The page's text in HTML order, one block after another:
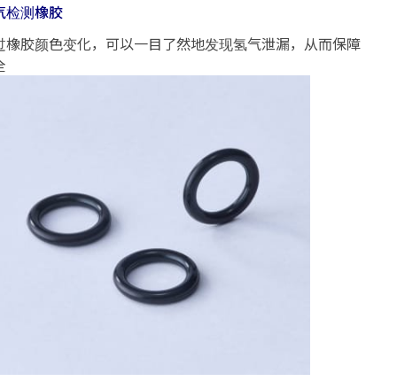
检测橡胶
橡胶颜色变化，可以一目了然地发现氢气泄漏，从而保障